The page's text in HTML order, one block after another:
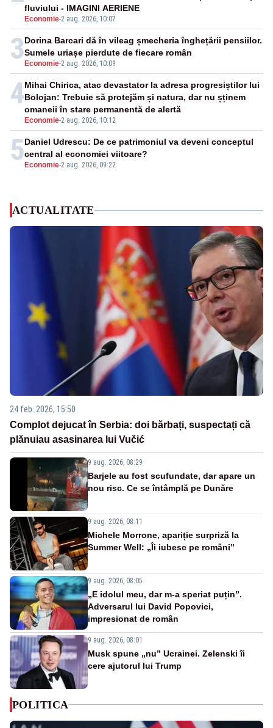
Economie-2 aug. 2026, 10:07
fluviului - IMAGINI AERIENE
3 Economie-2 aug. 2026, 10:09
Dorina Barcari dă în vileag șmecheria înghețării pensiilor.
Sumele uriașe pierdute de fiecare român
4
Economie-2 aug. 2026, 10:12
Mihai Chirica, atac devastator la adresa progresiștilor lui
Bolojan: Trebuie să protejăm și natura, dar nu șținem
omaneii în stare permanentă de alertă
5 Economie-2 aug. 2026, 09:22
Daniel Udrescu: De ce patrimoniul va deveni conceptul
central al economiei viitoare?
ACTUALITATE
24 feb. 2026, 15:50
Complot dejucat în Serbia: doi bărbați, suspectați că
plănuiau asasinarea lui Vučić
9 aug. 2026, 08:29
Barjele au fost scufundate, dar apare un
nou risc. Ce se întâmplă pe Dunăre
9 aug. 2026, 08:11
Michele Morrone, apariție surpriză la
Summer Well: „Îi iubesc pe români”
9 aug. 2026, 08:05
„E idolul meu, dar m-a speriat puțin”.
Adversarul lui David Popovici,
impresionat de român
9 aug. 2026, 08:01
Musk spune „nu” Ucrainei. Zelenski îi
cere ajutorul lui Trump
POLITICA